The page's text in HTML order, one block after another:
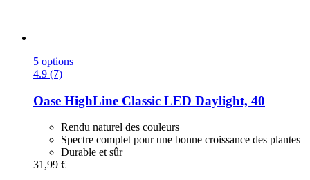
5 options
4.9 (7)
Oase HighLine Classic LED Daylight, 40
Rendu naturel des couleurs
Spectre complet pour une bonne croissance des plantes
Durable et sûr
31,99 €